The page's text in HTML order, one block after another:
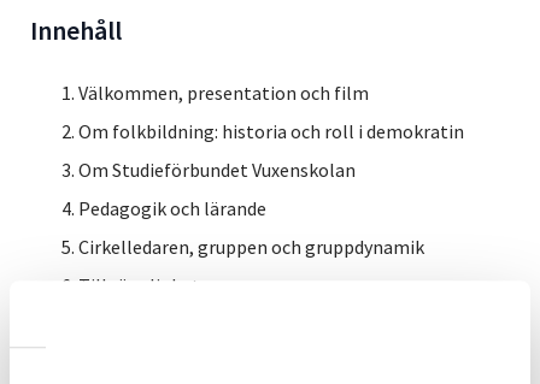
Innehåll
Välkommen, presentation och film​
Om folkbildning: historia och roll i demokratin​
Om Studieförbundet Vuxenskolan​
Pedagogik och lärande​
Cirkelledaren, gruppen och gruppdynamik​
Tillgänglighet​